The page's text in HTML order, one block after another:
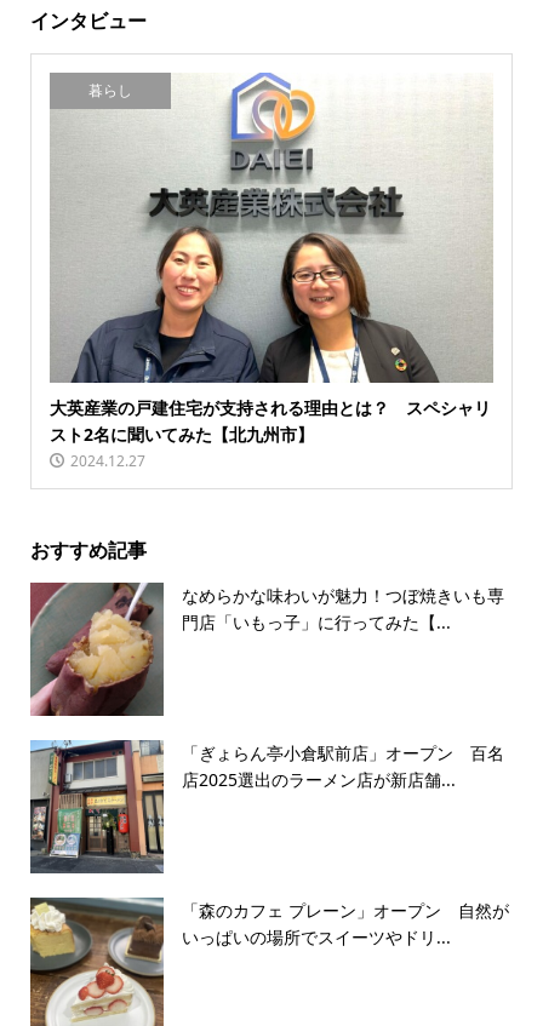
インタビュー
暮らし
大英産業の戸建住宅が支持される理由とは？ スペシャリ
スト2名に聞いてみた【北九州市】
2024.12.27
おすすめ記事
なめらかな味わいが魅力！つぼ焼きいも専
門店「いもっ子」に行ってみた【...
「ぎょらん亭小倉駅前店」オープン 百名
店2025選出のラーメン店が新店舗...
「森のカフェ プレーン」オープン 自然が
いっぱいの場所でスイーツやドリ...